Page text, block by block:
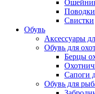
Поводки
Свистки
Обувь
Аксессуары
Обувь для
Берцы
Сапоги
Обувь для